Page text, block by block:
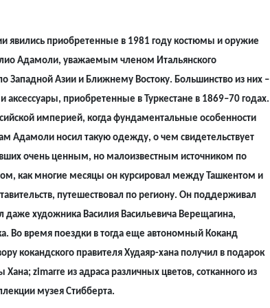
явились приобретенные в 1981 году костюмы и оружие
Адамоли, уважаемым членом Итальянского
Западной Азии и Ближнему Востоку. Большинство из них –
приобретенные в Туркестане в 1869–70 годах.
империей, когда фундаментальные особенности
Адамоли носил такую одежду, о чем свидетельствует
очень ценным, но малоизвестным источником по
как многие месяцы он курсировал между Ташкентом и
путешествовал по региону. Он поддерживал
художника Василия Васильевича Верещагина,
Во время поездки в тогда еще автономный Коканд
кокандского правителя Худаяр-хана получил в подарок
zimarre из адраса различных цветов, сотканного из
музея Стибберта.